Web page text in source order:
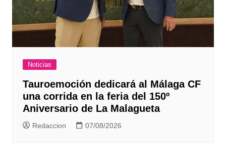
Noticias
Tauroemoción dedicará al Málaga CF
una corrida en la feria del 150º
Aniversario de La Malagueta
Redaccion 07/08/2026